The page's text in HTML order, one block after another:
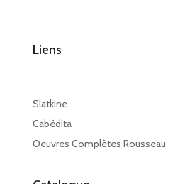
Liens
Slatkine
Cabédita
Oeuvres Complètes Rousseau